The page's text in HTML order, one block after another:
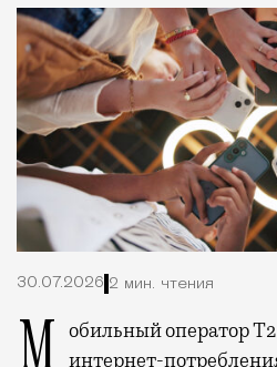
30.07.2026 2 мин. чтения
Мобильный оператор Т2 изучил модели интернет-